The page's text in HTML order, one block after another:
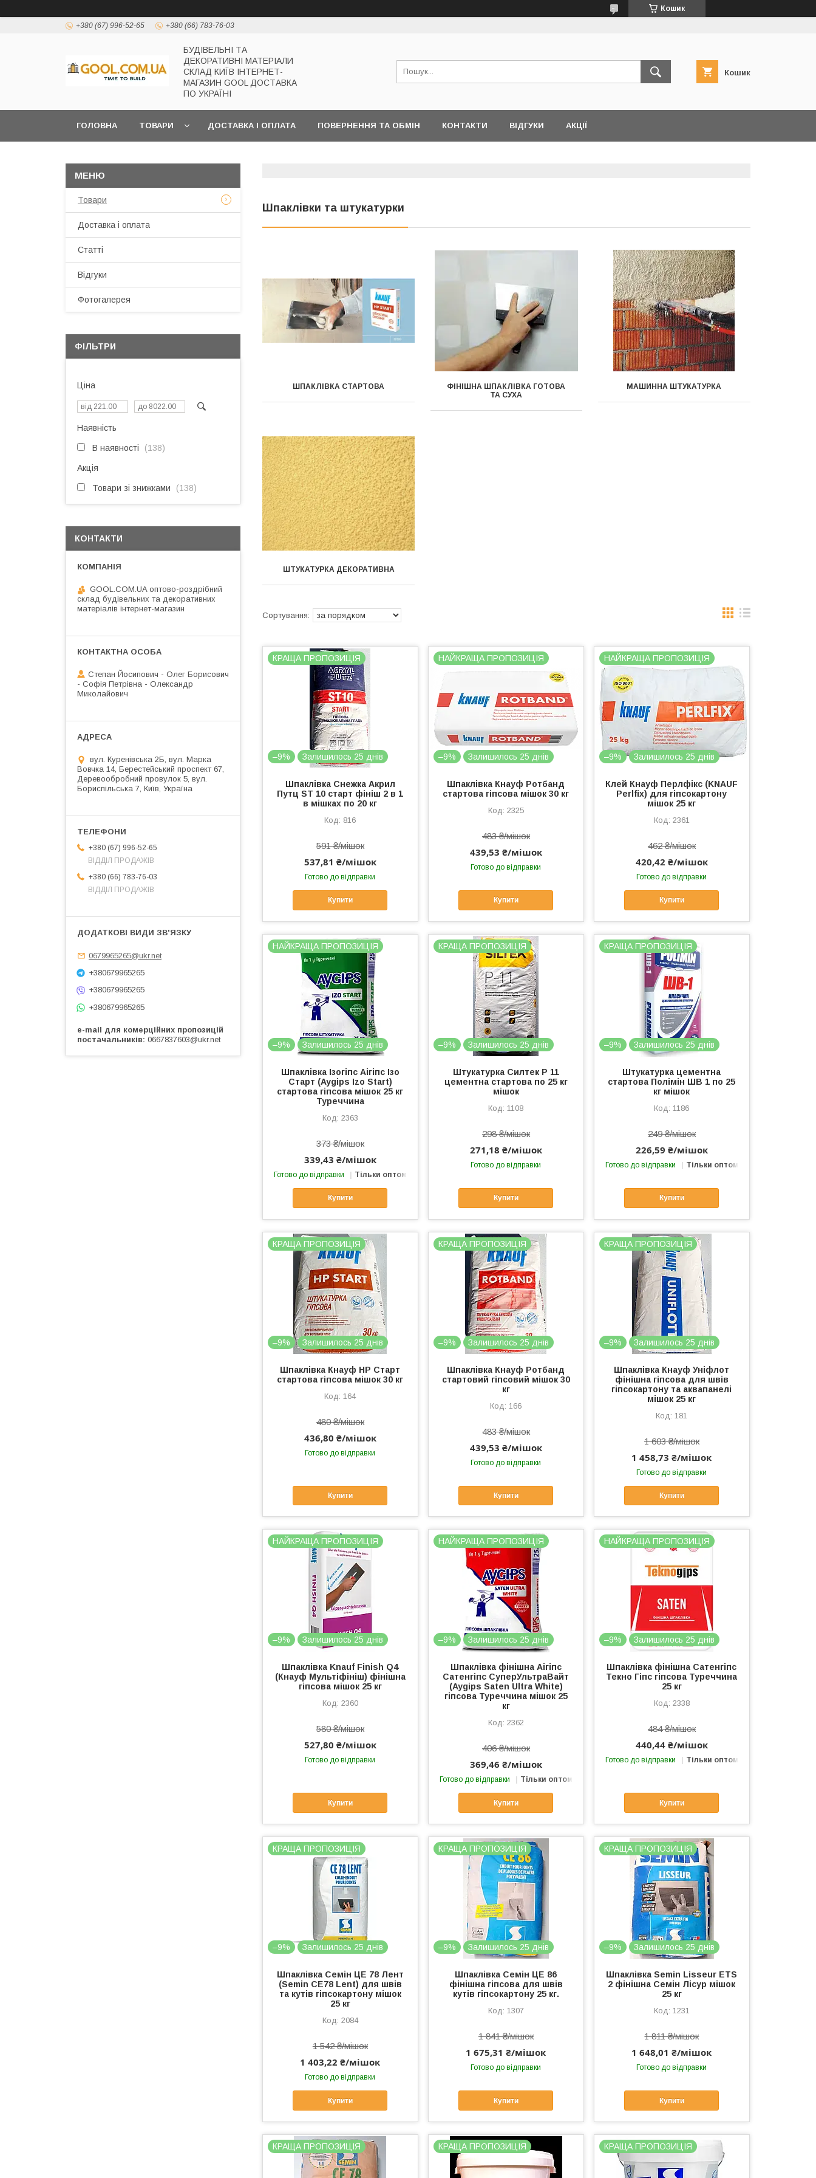
Кошик
+380 (67) 996-52-65 +380 (66) 783-76-03
БУДІВЕЛЬНІ ТА
ДЕКОРАТИВНІ МАТЕРІАЛИ
СКЛАД КИЇВ ІНТЕРНЕТ-
МАГАЗИН GOOL ДОСТАВКА
ПО УКРАЇНІ
Кошик
ГОЛОВНА ТОВАРИ ДОСТАВКА І ОПЛАТА ПОВЕРНЕННЯ ТА ОБМІН КОНТАКТИ ВІДГУКИ АКЦІЇ
Шпаклівки та штукатурки
ШПАКЛІВКА СТАРТОВА
ФІНІШНА ШПАКЛІВКА ГОТОВА
ТА СУХА
МАШИННА ШТУКАТУРКА
ШТУКАТУРКА ДЕКОРАТИВНА
КРАЩА ПРОПОЗИЦІЯ
–9% Залишилось 25 днів
Шпаклівка Снежка Акрил
Путц ST 10 старт фініш 2 в 1
в мішках по 20 кг
816
591 ₴/мішок
537,81 ₴/мішок
Готово до відправки
Купити
НАЙКРАЩА ПРОПОЗИЦІЯ
–9% Залишилось 25 днів
Шпаклівка Кнауф Ротбанд
стартова гіпсова мішок 30 кг
2325
483 ₴/мішок
439,53 ₴/мішок
Готово до відправки
Купити
НАЙКРАЩА ПРОПОЗИЦІЯ
–9% Залишилось 25 днів
Клей Кнауф Перлфікс (KNAUF
Perlfix) для гіпсокартону
мішок 25 кг
2361
462 ₴/мішок
420,42 ₴/мішок
Готово до відправки
Купити
НАЙКРАЩА ПРОПОЗИЦІЯ
–9% Залишилось 25 днів
Шпаклівка Ізогіпс Аігіпс Ізо
Старт (Aygips Izo Start)
стартова гіпсова мішок 25 кг
Туреччина
2363
373 ₴/мішок
339,43 ₴/мішок
Готово до відправки Тільки оптом
Купити
КРАЩА ПРОПОЗИЦІЯ
–9% Залишилось 25 днів
Штукатурка Силтек Р 11
цементна стартова по 25 кг
мішок
1108
298 ₴/мішок
271,18 ₴/мішок
Готово до відправки
Купити
КРАЩА ПРОПОЗИЦІЯ
–9% Залишилось 25 днів
Штукатурка цементна
стартова Полімін ШВ 1 по 25
кг мішок
1186
249 ₴/мішок
226,59 ₴/мішок
Готово до відправки Тільки оптом
Купити
КРАЩА ПРОПОЗИЦІЯ
–9% Залишилось 25 днів
Шпаклівка Кнауф НР Старт
стартова гіпсова мішок 30 кг
164
480 ₴/мішок
436,80 ₴/мішок
Готово до відправки
Купити
КРАЩА ПРОПОЗИЦІЯ
–9% Залишилось 25 днів
Шпаклівка Кнауф Ротбанд
стартовий гіпсовий мішок 30
кг
166
483 ₴/мішок
439,53 ₴/мішок
Готово до відправки
Купити
КРАЩА ПРОПОЗИЦІЯ
–9% Залишилось 25 днів
Шпаклівка Кнауф Уніфлот
фінішна гіпсова для швів
гіпсокартону та аквапанелі
мішок 25 кг
181
1 603 ₴/мішок
1 458,73 ₴/мішок
Готово до відправки
Купити
НАЙКРАЩА ПРОПОЗИЦІЯ
–9% Залишилось 25 днів
Шпаклівка Knauf Finish Q4
(Кнауф Мультіфініш) фінішна
гіпсова мішок 25 кг
2360
580 ₴/мішок
527,80 ₴/мішок
Готово до відправки
Купити
НАЙКРАЩА ПРОПОЗИЦІЯ
–9% Залишилось 25 днів
Шпаклівка фінішна Аігіпс
Сатенгіпс СуперУльтраВайт
(Aygips Saten Ultra White)
гіпсова Туреччина мішок 25
кг
2362
406 ₴/мішок
369,46 ₴/мішок
Готово до відправки Тільки оптом
Купити
НАЙКРАЩА ПРОПОЗИЦІЯ
–9% Залишилось 25 днів
Шпаклівка фінішна Сатенгіпс
Текно Гіпс гіпсова Туреччина
25 кг
2338
484 ₴/мішок
440,44 ₴/мішок
Готово до відправки Тільки оптом
Купити
КРАЩА ПРОПОЗИЦІЯ
–9% Залишилось 25 днів
Шпаклівка Семін ЦЕ 78 Лент
(Semin CE78 Lent) для швів
та кутів гіпсокартону мішок
25 кг
2084
1 542 ₴/мішок
1 403,22 ₴/мішок
Готово до відправки
Купити
КРАЩА ПРОПОЗИЦІЯ
–9% Залишилось 25 днів
Шпаклівка Семін ЦЕ 86
фінішна гіпсова для швів
кутів гіпсокартону 25 кг.
1307
1 841 ₴/мішок
1 675,31 ₴/мішок
Готово до відправки
Купити
КРАЩА ПРОПОЗИЦІЯ
–9% Залишилось 25 днів
Шпаклівка Semin Lisseur ETS
2 фінішна Семін Лісур мішок
25 кг
1231
1 811 ₴/мішок
1 648,01 ₴/мішок
Готово до відправки
Купити
КРАЩА ПРОПОЗИЦІЯ КРАЩА ПРОПОЗИЦІЯ КРАЩА ПРОПОЗИЦІЯ
Товари
Доставка і оплата
Статті
Відгуки
Фотогалерея
ФІЛЬТРИ
Ціна
Наявність
В наявності 138
Акція
Товари зі знижками 138
КОНТАКТИ
GOOL.COM.UA оптово-роздрібний
склад будівельних та декоративних
матеріалів інтернет-магазин
Степан Йосипович - Олег Борисович
- Софія Петрівна - Олександр
Миколайович
вул. Куренівська 2Б, вул. Марка
Вовчка 14, Берестейський проспект 67,
Деревообробний провулок 5, вул.
Бориспільська 7, Київ, Україна
+380 (67) 996-52-65
ВІДДІЛ ПРОДАЖІВ
+380 (66) 783-76-03
ВІДДІЛ ПРОДАЖІВ
0679965265@ukr.net
+380679965265
+380679965265
+380679965265
e-mail для комерційних пропозицій
постачальників 0667837603@ukr.net